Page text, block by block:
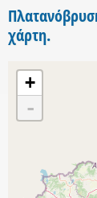
χάρτη.
+
-